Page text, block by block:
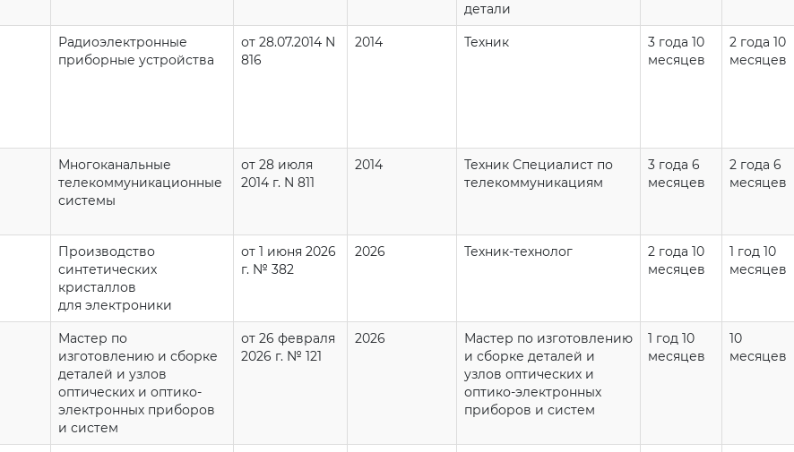
детали
Радиоэлектронные
приборные устройства
от 28.07.2014 N
816
2014 Техник
3 года 10
месяцев
2 года 10
месяцев
Многоканальные
телекоммуникационные
системы
от 28 июля
2014 г. N 811
2014
Техник Специалист по
телекоммуникациям
3 года 6
месяцев
2 года 6
месяцев
Производство
синтетических
кристаллов
для электроники
от 1 июня 2026
г. № 382
2026 Техник-технолог
2 года 10
месяцев
1 год 10
месяцев
Мастер по
изготовлению и сборке
деталей и узлов
оптических и оптико-
электронных приборов
и систем
от 26 февраля
2026 г. № 121
2026
Мастер по изготовлению
и сборке деталей и
узлов оптических и
оптико-электронных
приборов и систем
1 год 10
месяцев
10
месяцев